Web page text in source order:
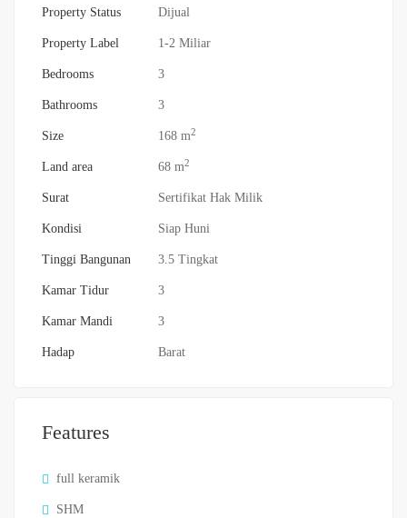
Property Status Dijual
Property Label 1-2 Miliar
Bedrooms 3
Bathrooms 3
Size 168 m2
Land area 68 m2
Surat Sertifikat Hak Milik
Kondisi Siap Huni
Tinggi Bangunan 3.5 Tingkat
Kamar Tidur 3
Kamar Mandi 3
Hadap Barat
Features
full keramik
SHM